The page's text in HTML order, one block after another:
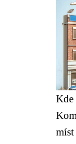
Kde
míst